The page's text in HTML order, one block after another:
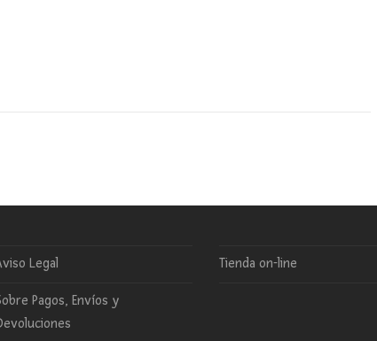
Legal
Pagos, Envíos y
Tienda on-line